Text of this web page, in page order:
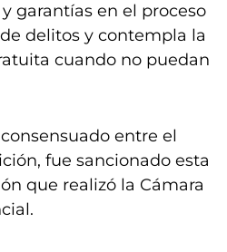
garantías en el proceso
delitos y contempla la
cuando no puedan
entre el
fue sancionado esta
que realizó la Cámara